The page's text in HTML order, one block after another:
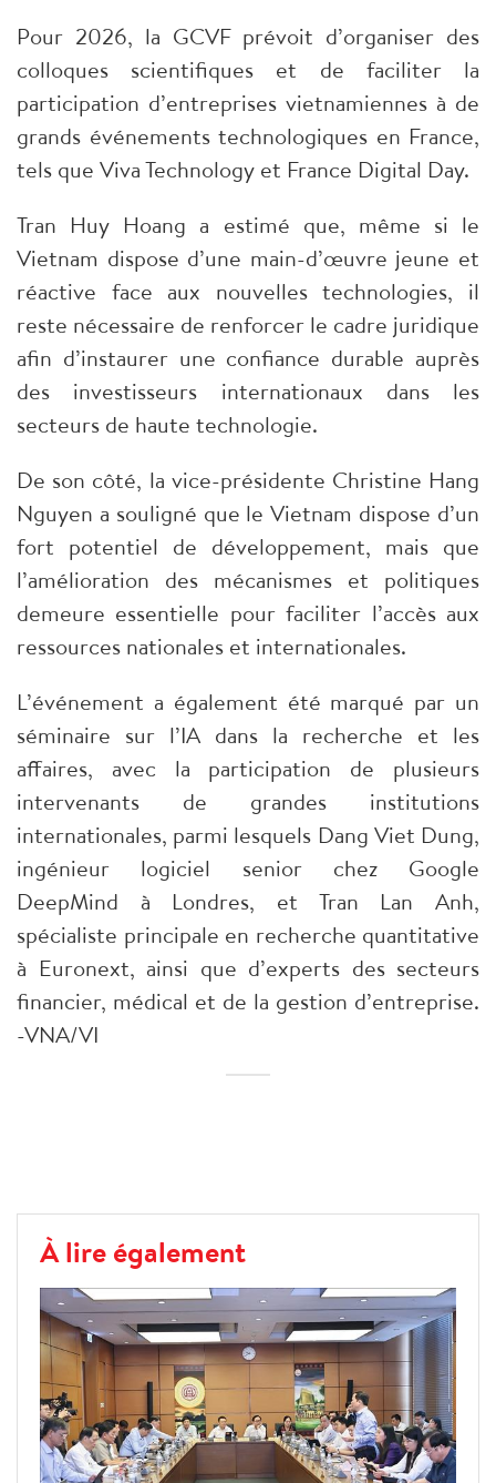
Pour 2026, la GCVF prévoit d’organiser des
colloques scientifiques et de faciliter la
participation d’entreprises vietnamiennes à de
grands événements technologiques en France,
tels que Viva Technology et France Digital Day.
Tran Huy Hoang a estimé que, même si le
Vietnam dispose d’une main-d’œuvre jeune et
réactive face aux nouvelles technologies, il
reste nécessaire de renforcer le cadre juridique
afin d’instaurer une confiance durable auprès
des investisseurs internationaux dans les
secteurs de haute technologie.
De son côté, la vice-présidente Christine Hang
Nguyen a souligné que le Vietnam dispose d’un
fort potentiel de développement, mais que
l’amélioration des mécanismes et politiques
demeure essentielle pour faciliter l’accès aux
ressources nationales et internationales.
L’événement a également été marqué par un
séminaire sur l’IA dans la recherche et les
affaires, avec la participation de plusieurs
intervenants de grandes institutions
internationales, parmi lesquels Dang Viet Dung,
ingénieur logiciel senior chez Google
DeepMind à Londres, et Tran Lan Anh,
spécialiste principale en recherche quantitative
à Euronext, ainsi que d’experts des secteurs
financier, médical et de la gestion d’entreprise.
-VNA/VI
À lire également